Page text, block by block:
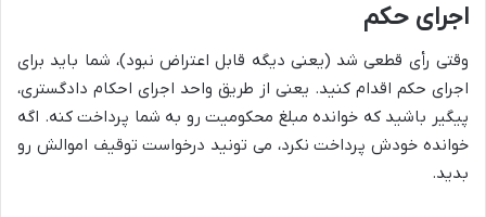
اجرای حکم
وقتی رأی قطعی شد (یعنی دیگه قابل اعتراض نبود)، شما باید برای
اجرای حکم اقدام کنید. یعنی از طریق واحد اجرای احکام دادگستری،
پیگیر باشید که خوانده مبلغ محکومیت رو به شما پرداخت کنه. اگه
خوانده خودش پرداخت نکرد، می تونید درخواست توقیف اموالش رو
بدید.